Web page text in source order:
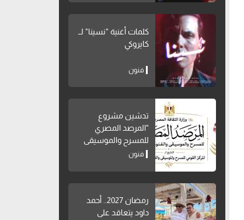
كلمات أغنية "نسينا" لــ
كايروكي
فنون
تدشين مشروع
"المرصد المصري
للمسرح والموسيقى
والفنون الشعبية"
فنون
رمضان 2027.. أحمد
داود يتعاقد على